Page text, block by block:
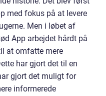
med fokus på at levere
Men i løbet af
App arbejdet hårdt på
at omfatte mere
har gjort det til en
gjort det muligt for
informerede